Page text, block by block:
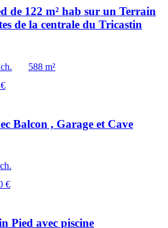
de 122 m² hab sur un Terrain
de la centrale du Tricastin
588 m²
Balcon , Garage et Cave
€
Pied avec piscine